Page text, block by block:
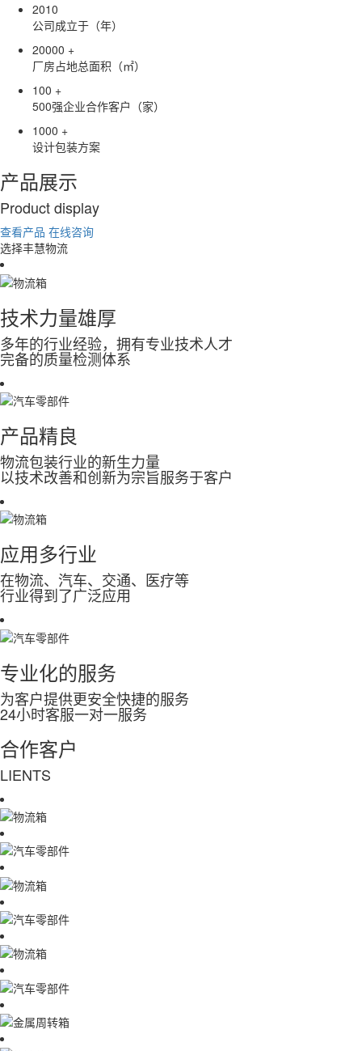
2010
公司成立于（年）
20000 +
厂房占地总面积（㎡）
100 +
500强企业合作客户（家）
1000 +
设计包装方案
产品展示
Product display
查看产品 在线咨询
选择丰慧物流
技术力量雄厚
多年的行业经验，拥有专业技术人才
完备的质量检测体系
产品精良
物流包装行业的新生力量
以技术改善和创新为宗旨服务于客户
应用多行业
在物流、汽车、交通、医疗等
行业得到了广泛应用
专业化的服务
为客户提供更安全快捷的服务
24小时客服一对一服务
合作客户
LIENTS